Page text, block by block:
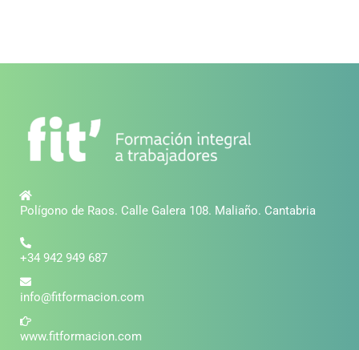
Polígono de Raos. Calle Galera 108. Maliaño. Cantabria
+34 942 949 687
info@fitformacion.com
www.fitformacion.com